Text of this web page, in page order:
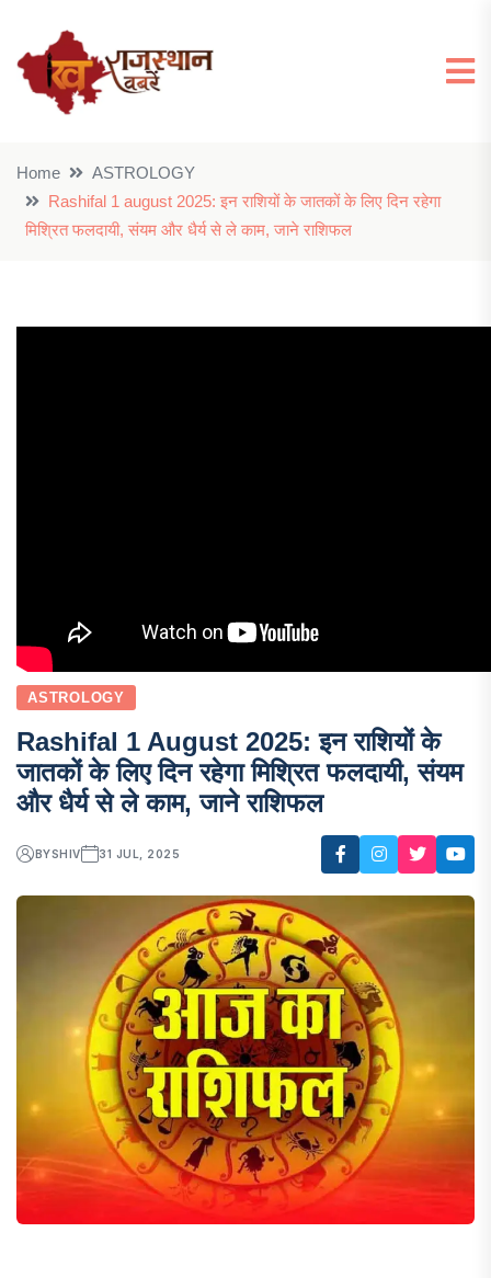
Home
ASTROLOGY
Rashifal 1 august 2025: इन राशियों के जातकों के लिए दिन रहेगा
मिश्रित फलदायी, संयम और धैर्य से ले काम, जाने राशिफल
ASTROLOGY
Rashifal 1 August 2025: इन राशियों के
जातकों के लिए दिन रहेगा मिश्रित फलदायी, संयम
और धैर्य से ले काम, जाने राशिफल
BYSHIV 31 JUL, 2025